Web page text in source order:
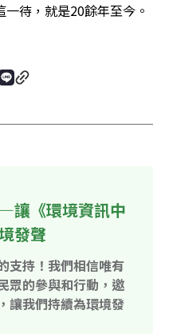
待，就是20餘年至今。
讓《環境資訊中
發聲
支持！我們相信唯有
眾的參與和行動，邀
讓我們持續為環境發